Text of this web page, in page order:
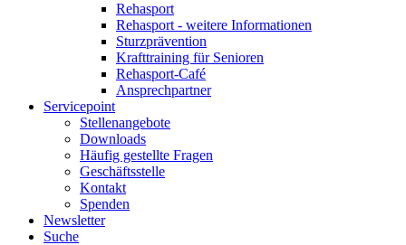
Rehasport
Rehasport - weitere Informationen
Sturzprävention
Krafttraining für Senioren
Rehasport-Café
Ansprechpartner
Servicepoint
Stellenangebote
Downloads
Häufig gestellte Fragen
Geschäftsstelle
Kontakt
Spenden
Newsletter
Suche